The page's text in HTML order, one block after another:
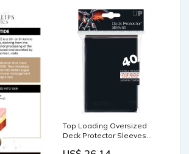
Top Loading Oversized
Deck Protector Sleeves